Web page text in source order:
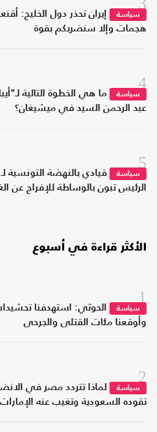
سياسة
إيران تحذر دول الخليج:
هجمات وإلا سنضربكم بقوة
4
سياسة
ما هي الخطوة التالية
عبد الرحمن السيد في ميشيغان؟
5
سياسة
الرئيس تبون بالوساطة للإفراج عن
الأكثر قراءة في أسبوع
1
سياسة
الحوثي: استهدفنا
وأوقعنا مئات القتلى والجرحى
2
سياسة
لماذا تتردد مصر في
تقوده السعودية وتغيب عنه